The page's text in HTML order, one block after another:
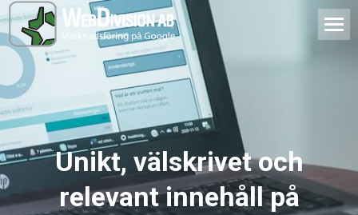
Unikt, välskrivet och
relevant innehåll på